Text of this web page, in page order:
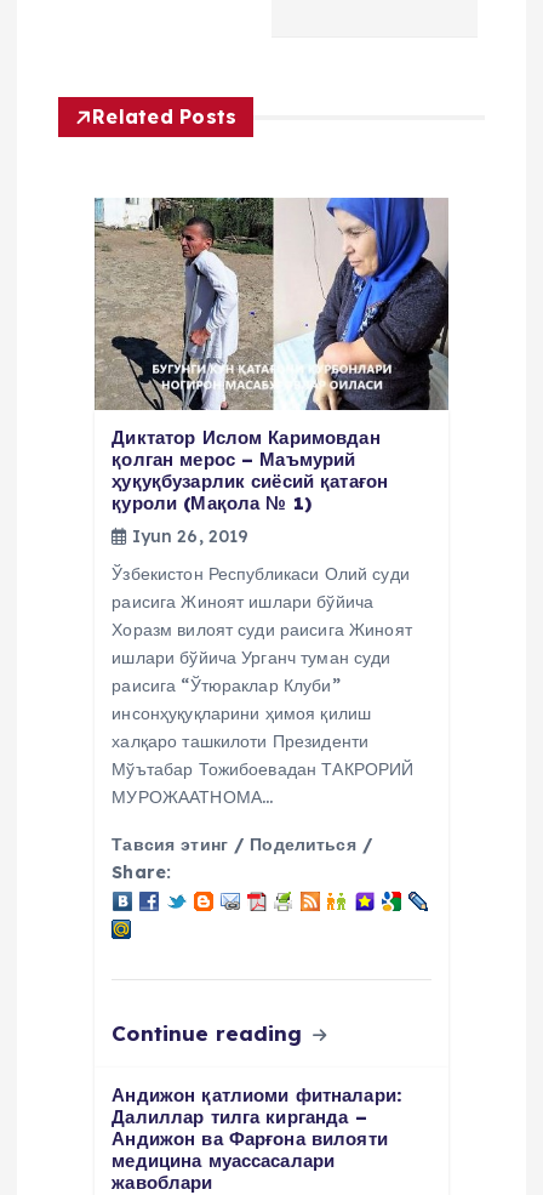
y
Related Posts
Диктатор Ислом Каримовдан
қолган мерос – Маъмурий
ҳуқуқбузарлик сиёсий қатағон
қуроли (Мақола № 1)
Iyun 26, 2019
Ўзбекистон Республикаси Олий суди
раисига Жиноят ишлари бўйича
Хоразм вилоят суди раисига Жиноят
ишлари бўйича Урганч туман суди
раисига “Ўтюраклар Клуби”
инсонҳуқуқларини ҳимоя қилиш
халқаро ташкилоти Президенти
Мўътабар Тожибоевадан ТАКРОРИЙ
МУРОЖААТНОМА…
Тавсия этинг / Поделиться /
Share:
Continue reading
Андижон қатлиоми фитналари:
Далиллар тилга кирганда –
Андижон ва Фарғона вилояти
медицина муассасалари
жавоблари